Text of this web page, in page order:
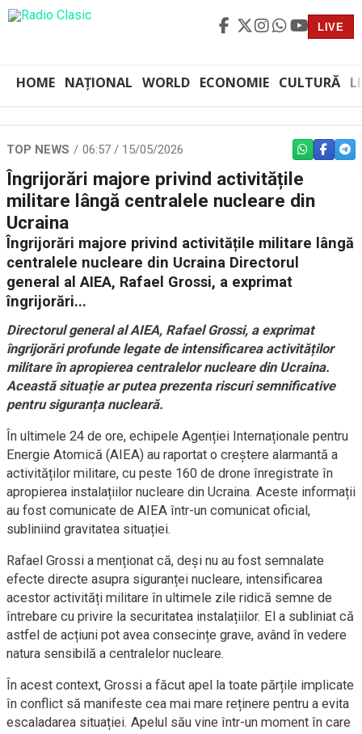
LIVE
HOME NAȚIONAL WORLD ECONOMIE CULTURĂ
TOP NEWS 06:57 / 15/05/2026 WHATSAPP
Îngrijorări majore privind activitățile
militare lângă centralele nucleare din
Ucraina
Îngrijorări majore privind activitățile militare lângă
centralele nucleare din Ucraina Directorul
general al AIEA, Rafael Grossi, a exprimat
îngrijorări...
Directorul general al AIEA, Rafael Grossi, a exprimat
îngrijorări profunde legate de intensificarea activităților
militare în apropierea centralelor nucleare din Ucraina.
Această situație ar putea prezenta riscuri semnificative
pentru siguranța nucleară.
În ultimele 24 de ore, echipele Agenției Internaționale pentru
Energie Atomică (AIEA) au raportat o creștere alarmantă a
activităților militare, cu peste 160 de drone înregistrate în
apropierea instalațiilor nucleare din Ucraina. Aceste informații
au fost comunicate de AIEA într-un comunicat oficial,
subliniind gravitatea situației.
Rafael Grossi a menționat că, deși nu au fost semnalate
efecte directe asupra siguranței nucleare, intensificarea
acestor activități militare în ultimele zile ridică semne de
întrebare cu privire la securitatea instalațiilor. El a subliniat că
astfel de acțiuni pot avea consecințe grave, având în vedere
natura sensibilă a centralelor nucleare.
În acest context, Grossi a făcut apel la toate părțile implicate
în conflict să manifeste cea mai mare reținere pentru a evita
escaladarea situației. Apelul său vine într-un moment în care